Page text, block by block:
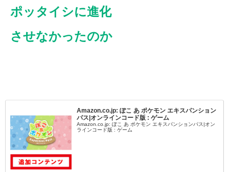
ポッタイシに進化
させなかったのか
Amazon.co.jp: ぽこ あ ポケモン エキスパンション
パス|オンラインコード版 : ゲーム
Amazon.co.jp: ぽこ あ ポケモン エキスパンションパス|オン
ラインコード版 : ゲーム